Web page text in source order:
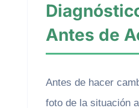
Antes de
Antes de hacer
foto de la situación